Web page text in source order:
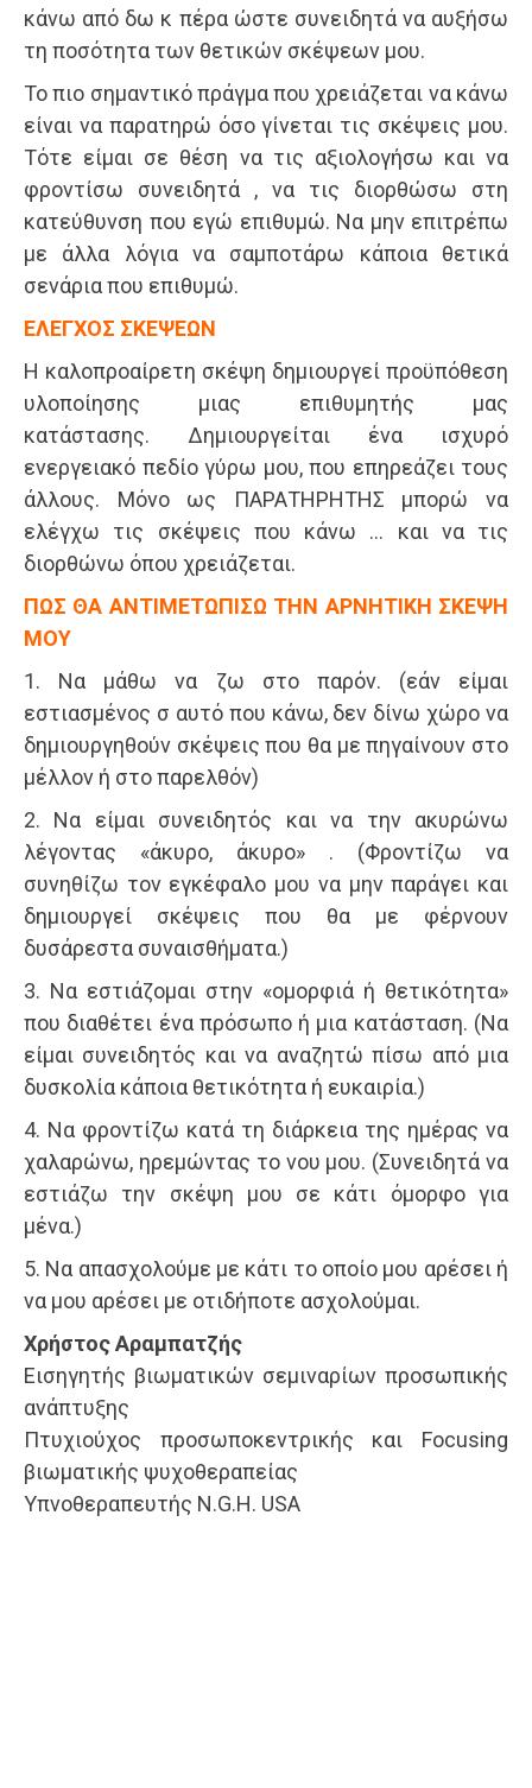
κάνω από δω κ πέρα ώστε συνειδητά να αυξήσω
τη ποσότητα των θετικών σκέψεων μου.
Το πιο σημαντικό πράγμα που χρειάζεται να κάνω
είναι να παρατηρώ όσο γίνεται τις σκέψεις μου.
Τότε είμαι σε θέση να τις αξιολογήσω και να
φροντίσω συνειδητά , να τις διορθώσω στη
κατεύθυνση που εγώ επιθυμώ. Να μην επιτρέπω
με άλλα λόγια να σαμποτάρω κάποια θετικά
σενάρια που επιθυμώ.
ΕΛΕΓΧΟΣ ΣΚΕΨΕΩΝ
Η καλοπροαίρετη σκέψη δημιουργεί προϋπόθεση
υλοποίησης μιας επιθυμητής μας
κατάστασης. Δημιουργείται ένα ισχυρό
ενεργειακό πεδίο γύρω μου, που επηρεάζει τους
άλλους. Μόνο ως ΠΑΡΑΤΗΡΗΤΗΣ μπορώ να
ελέγχω τις σκέψεις που κάνω … και να τις
διορθώνω όπου χρειάζεται.
ΠΩΣ ΘΑ ΑΝΤΙΜΕΤΩΠΙΣΩ ΤΗΝ ΑΡΝΗΤΙΚΗ ΣΚΕΨΗ
ΜΟΥ
1. Να μάθω να ζω στο παρόν. (εάν είμαι
εστιασμένος σ αυτό που κάνω, δεν δίνω χώρο να
δημιουργηθούν σκέψεις που θα με πηγαίνουν στο
μέλλον ή στο παρελθόν)
2. Να είμαι συνειδητός και να την ακυρώνω
λέγοντας «άκυρο, άκυρο» . (Φροντίζω να
συνηθίζω τον εγκέφαλο μου να μην παράγει και
δημιουργεί σκέψεις που θα με φέρνουν
δυσάρεστα συναισθήματα.)
3. Να εστιάζομαι στην «ομορφιά ή θετικότητα»
που διαθέτει ένα πρόσωπο ή μια κατάσταση. (Να
είμαι συνειδητός και να αναζητώ πίσω από μια
δυσκολία κάποια θετικότητα ή ευκαιρία.)
4. Να φροντίζω κατά τη διάρκεια της ημέρας να
χαλαρώνω, ηρεμώντας το νου μου. (Συνειδητά να
εστιάζω την σκέψη μου σε κάτι όμορφο για
μένα.)
5. Να απασχολούμε με κάτι το οποίο μου αρέσει ή
να μου αρέσει με οτιδήποτε ασχολούμαι.
Χρήστος Αραμπατζής
Εισηγητής βιωματικών σεμιναρίων προσωπικής
ανάπτυξης
Πτυχιούχος προσωποκεντρικής και Focusing
βιωματικής ψυχοθεραπείας
Υπνοθεραπευτής N.G.H. USA